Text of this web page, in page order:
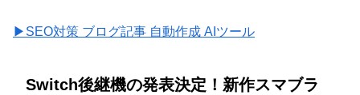
▶SEO対策 ブログ記事 自動作成 AIツール
Switch後継機の発表決定！新作スマブラ